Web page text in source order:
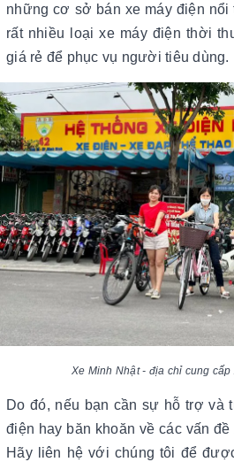
những cơ sở bán xe máy điện nổi
rất nhiều loại xe máy điện thời
giá rẻ để phục vụ người tiêu dùng.
Xe Minh Nhật - địa chỉ cung cấp
Do đó, nếu bạn cần sự hỗ trợ và
điện hay băn khoăn về các vấn
Hãy liên hệ với chúng tôi để